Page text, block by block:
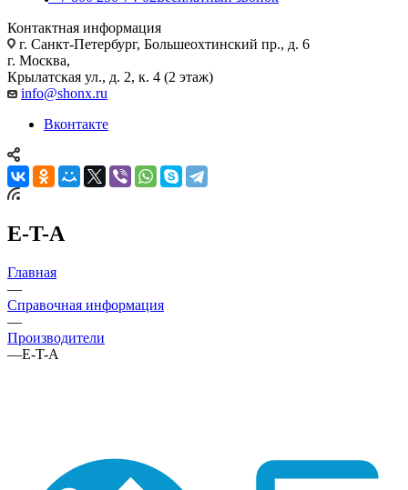
Контактная информация
г. Санкт-Петербург, Большеохтинский пр., д. 6
г. Москва,
Крылатская ул., д. 2, к. 4 (2 этаж)
info@shonx.ru
Вконтакте
E-T-A
Главная
—
Справочная информация
—
Производители
—E-T-A